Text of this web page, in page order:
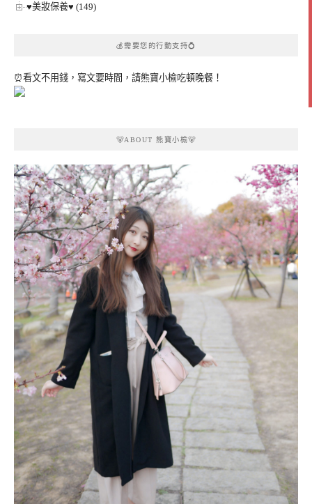
♥美妝保養♥ (149)
💰需要您的行動支持💍
⏰看文不用錢，寫文要時間，請熊寶小榆吃頓晚餐！
🐻ABOUT 熊寶小榆🐻